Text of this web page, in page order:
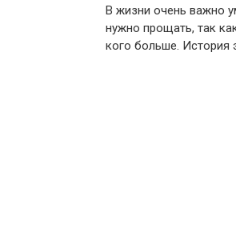
В жизни очень важно
нужно прощать, так
кого больше. История